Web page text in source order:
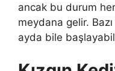
ancak bu durum
meydana gelir.
ayda bile